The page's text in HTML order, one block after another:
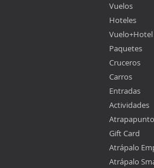
Vuelos
Hoteles
Vuelo+Hotel
Paquetes
Cruceros
Carros
Entradas
Actividades
Gift Card
Atrápalo
Atrápalo